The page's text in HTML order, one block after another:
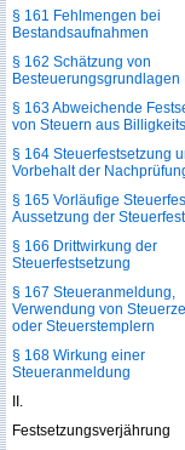
§ 161 Fehlmengen bei
Bestandsaufnahmen
§ 162 Schätzung von
Besteuerungsgrundlagen
§ 163 Abweichende
von Steuern aus
§ 164 Steuerfestsetzung
Vorbehalt der
§ 165 Vorläufige
Aussetzung der
§ 166 Drittwirkung der
Steuerfestsetzung
§ 167 Steueranmeldung,
Verwendung von
oder Steuerstemplern
§ 168 Wirkung einer
Steueranmeldung
II.
Festsetzungsverjährung